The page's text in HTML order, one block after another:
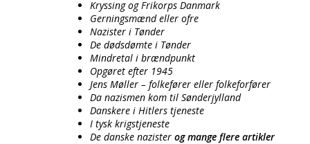
Kryssing og Frikorps Danmark
Gerningsmænd eller ofre
Nazister i Tønder
De dødsdømte i Tønder
Mindretal i brændpunkt
Opgøret efter 1945
Jens Møller – folkefører eller folkeforfører
Da nazismen kom til Sønderjylland
Danskere i Hitlers tjeneste
I tysk krigstjeneste
De danske nazister og mange flere artikler